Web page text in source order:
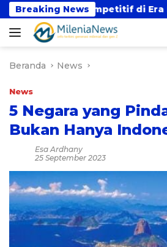
Langsung
ke
konten
Breaking News
Gaji Kompetitif di Era Digital
Beranda News
News
5 Negara yang
Bukan Hanya
Esa Ardhany
25 September 2023